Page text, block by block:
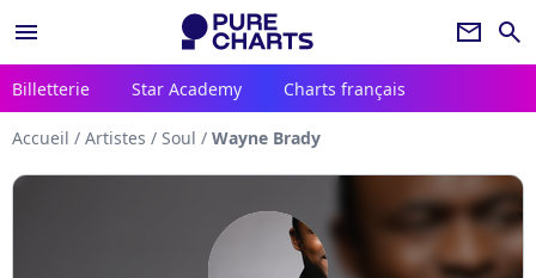
menu newsletter search
Billetterie Star Academy Charts français
Accueil / Artistes / Soul / Wayne Brady